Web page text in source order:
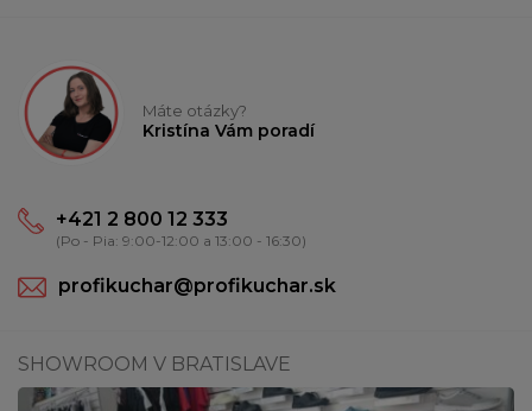
Máte otázky?
Kristína Vám poradí
+421 2 800 12 333
(Po - Pia: 9:00-12:00 a 13:00 - 16:30)
profikuchar@profikuchar.sk
SHOWROOM V BRATISLAVE